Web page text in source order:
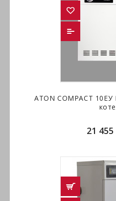
ATON COMPACT
21 455